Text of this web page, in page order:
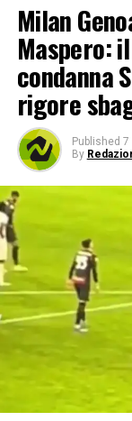
Milan
Maspero:
condanna
rigore
Published 7
By